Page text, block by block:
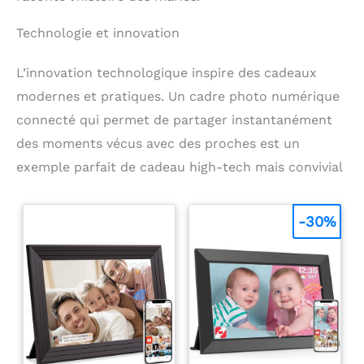
à la plupart des besoins de cuisson des ménages. Si
vous avez des questions sur nos produits, n'hésitez
chaque client un service de qualité.
Technologie et innovation
L’innovation technologique inspire des cadeaux
modernes et pratiques. Un cadre photo numérique
connecté qui permet de partager instantanément
des moments vécus avec des proches est un
exemple parfait de cadeau high-tech mais convivial
-30%